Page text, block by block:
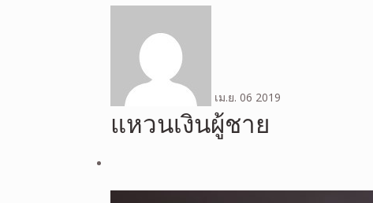
เม.ย. 06 2019
แหวนเงินผู้ชาย